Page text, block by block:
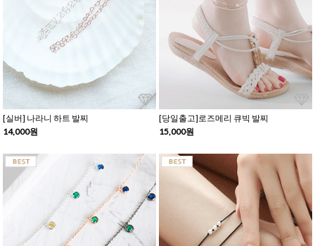
[실버] 나라니 하트 발찌
14,000원
[당일출고]로즈메리 큐빅 발찌
15,000원